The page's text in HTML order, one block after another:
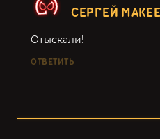
СЕРГЕЙ
Отыскали!
ОТВЕТИТЬ